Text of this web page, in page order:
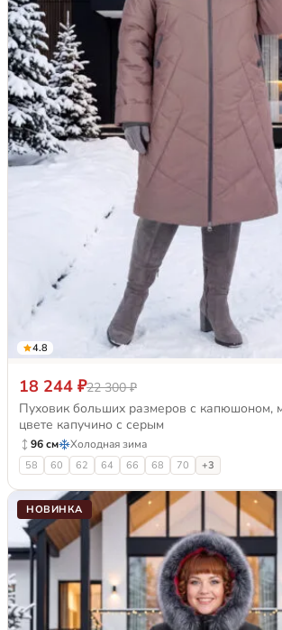
4.8
18 244 ₽22 300 ₽
Пуховик больших размеров с капюшоном,
цвете капучино с серым
96 см Холодная зима
58 60 62 64 66 68 70 +3
НОВИНКА